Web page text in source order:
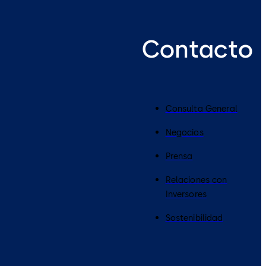
Contacto
Consulta General
Negocios
Prensa
Relaciones con
Inversores
Sostenibilidad